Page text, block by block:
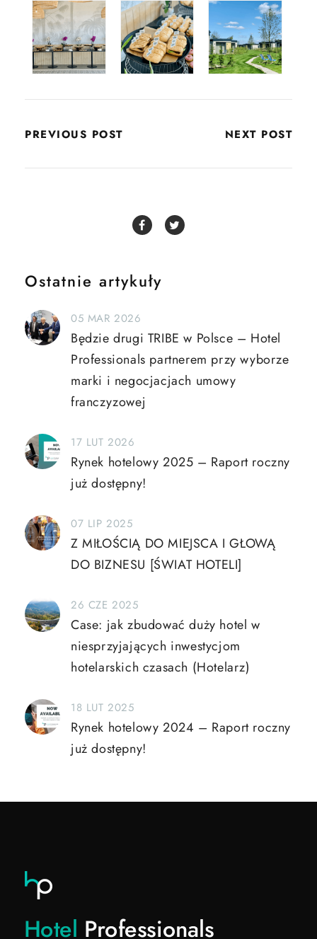
PREVIOUS POST NEXT POST
Ostatnie artykuły
05 MAR 2026
Będzie drugi TRIBE w Polsce – Hotel
Professionals partnerem przy wyborze
marki i negocjacjach umowy
franczyzowej
17 LUT 2026
Rynek hotelowy 2025 – Raport roczny
już dostępny!
07 LIP 2025
Z MIŁOŚCIĄ DO MIEJSCA I GŁOWĄ
DO BIZNESU [ŚWIAT HOTELI]
26 CZE 2025
Case: jak zbudować duży hotel w
niesprzyjających inwestycjom
hotelarskich czasach (Hotelarz)
18 LUT 2025
Rynek hotelowy 2024 – Raport roczny
już dostępny!